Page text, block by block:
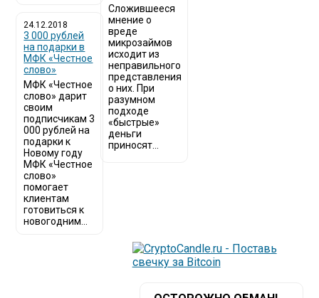
24.12.2018
3 000 рублей
на подарки в
МФК «Честное
слово»
МФК «Честное
слово» дарит
своим
подписчикам 3
000 рублей на
подарки к
Новому году
МФК «Честное
слово»
помогает
клиентам
готовиться к
новогодним...
Сложившееся
мнение о
вреде
микрозаймов
исходит из
неправильного
представления
о них. При
разумном
подходе
«быстрые»
деньги
приносят...